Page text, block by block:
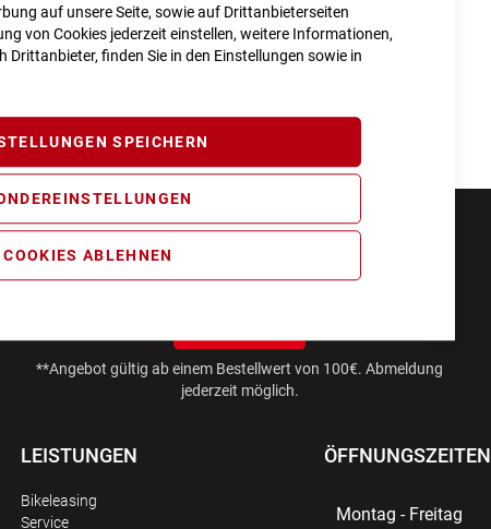
auf unsere Seite, sowie auf Drittanbieterseiten
von Cookies jederzeit einstellen, weitere Informationen,
finden Sie in den Einstellungen sowie in
SPEICHERN
COOKIES ABLEHNEN
AKTIONEN UND NEUHEITEN ABONNIEREN UND
10€ GUTSCHEIN SICHERN!**
**Angebot gültig ab einem Bestellwert von 100€. Abmeldung
jederzeit möglich.
ÖFFNUNGSZEITEN
Montag - Freitag
LEISTUNGEN
Bikeleasing
Service